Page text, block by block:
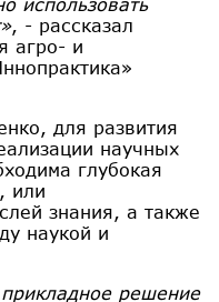
, - рассказал
агро- и
для развития
научных
глубокая
или
знания, а также
наукой и
решение